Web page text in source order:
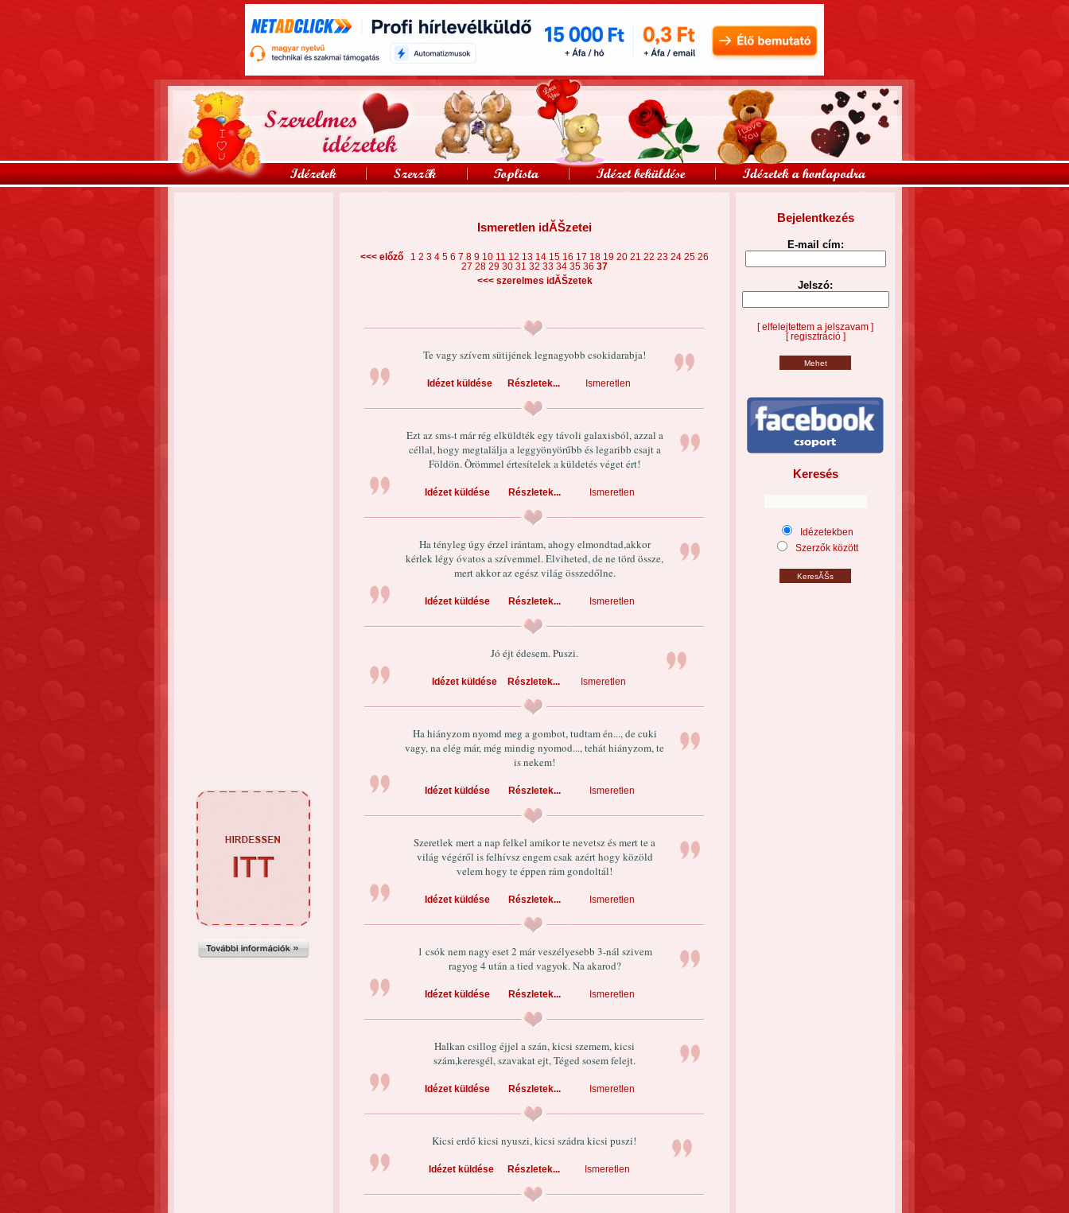
Ismeretlen idĂŠzetei
<<< előző 1 2 3 4 5 6 7 8 9 10 11 12 13 14 15 16 17 18 19 20 21 22 23 24 25 26
27 28 29 30 31 32 33 34 35 36 37
<<< szerelmes idĂŠzetek
Te vagy szívem sütijének legnagyobb csokidarabja!
Idézet küldése Részletek... Ismeretlen
Ezt az sms-t már rég elküldték egy távoli galaxisból, azzal a
céllal, hogy megtalálja a leggyönyörűbb és legaribb csajt a
Földön. Örömmel értesítelek a küldetés véget ért!
Idézet küldése Részletek... Ismeretlen
Ha tényleg úgy érzel irántam, ahogy elmondtad,akkor
kérlek légy óvatos a szívemmel. Elviheted, de ne törd össze,
mert akkor az egész világ összedőlne.
Idézet küldése Részletek... Ismeretlen
Jó éjt édesem. Puszi.
Idézet küldése Részletek... Ismeretlen
Ha hiányzom nyomd meg a gombot, tudtam én..., de cuki
vagy, na elég már, még mindig nyomod..., tehát hiányzom, te
is nekem!
Idézet küldése Részletek... Ismeretlen
Szeretlek mert a nap felkel amikor te nevetsz és mert te a
világ végéről is felhívsz engem csak azért hogy közöld
velem hogy te éppen rám gondoltál!
Idézet küldése Részletek... Ismeretlen
1 csók nem nagy eset 2 már veszélyesebb 3-nál szivem
ragyog 4 után a tied vagyok. Na akarod?
Idézet küldése Részletek... Ismeretlen
Halkan csillog éjjel a szán, kicsi szemem, kicsi
szám,keresgél, szavakat ejt, Téged sosem felejt.
Idézet küldése Részletek... Ismeretlen
Kicsi erdő kicsi nyuszi, kicsi szádra kicsi puszi!
Idézet küldése Részletek... Ismeretlen
Bejelentkezés
E-mail cím:
Jelszó:
[ elfelejtettem a jelszavam ]
[ regisztráció ]
Keresés
Idézetekben
Szerzők között